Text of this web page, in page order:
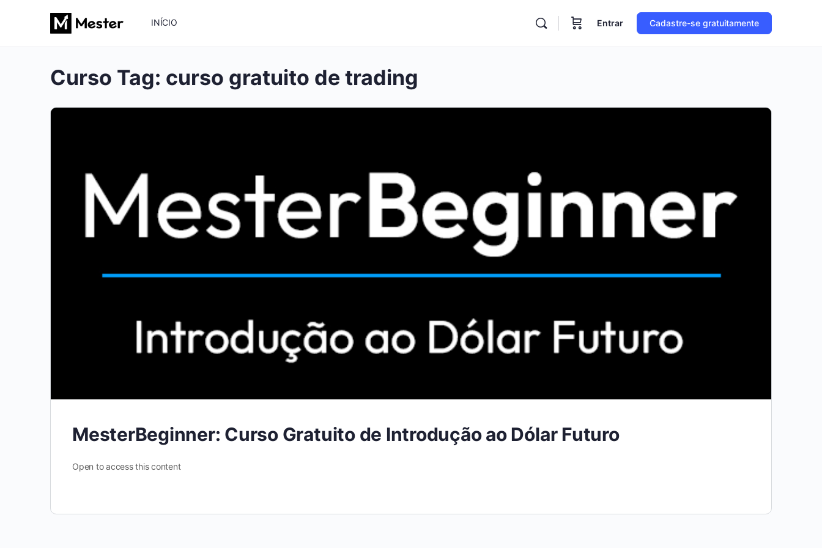
INÍCIO Entrar Cadastre-se gratuitamente
Curso Tag: curso gratuito de trading
MesterBeginner: Curso Gratuito de Introdução ao Dólar Futuro
Open to access this content